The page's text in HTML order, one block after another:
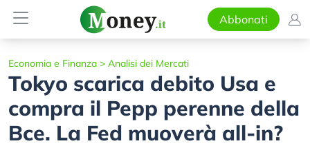
Abbonati
Economia e Finanza > Analisi dei Mercati
Tokyo scarica debito Usa e
compra il Pepp perenne della
Bce. La Fed muoverà all-in?